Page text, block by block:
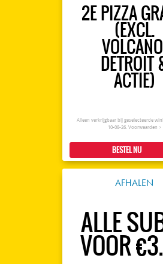
2E PIZZA
(EXCL.
DETROIT
ACTIE)
Alleen verkrijgbaar bij geselecteerde
10-08-26. Voorwaarden >
BESTEL NU
AFHALEN
ALLE
VOOR